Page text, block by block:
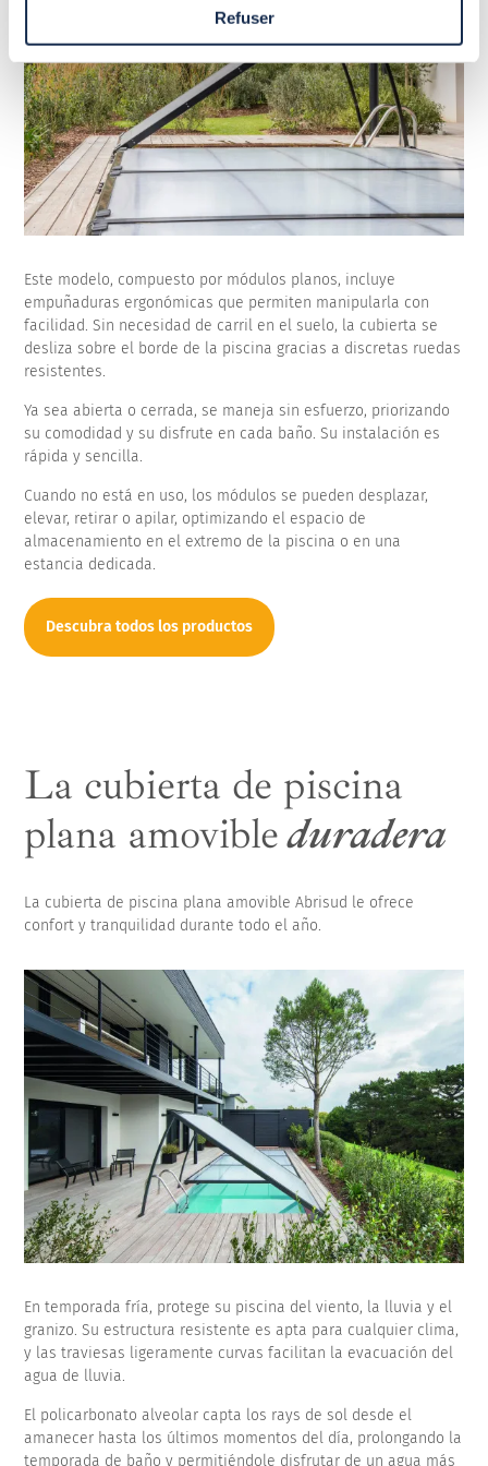
Refuser
Este modelo, compuesto por módulos planos, incluye
empuñaduras ergonómicas que permiten manipularla con
facilidad. Sin necesidad de carril en el suelo, la cubierta se
desliza sobre el borde de la piscina gracias a discretas ruedas
resistentes.
Ya sea abierta o cerrada, se maneja sin esfuerzo, priorizando
su comodidad y su disfrute en cada baño. Su instalación es
rápida y sencilla.
Cuando no está en uso, los módulos se pueden desplazar,
elevar, retirar o apilar, optimizando el espacio de
almacenamiento en el extremo de la piscina o en una
estancia dedicada.
Descubra todos los productos
La cubierta de piscina
plana amovibleduradera
La cubierta de piscina plana amovible Abrisud le ofrece
confort y tranquilidad durante todo el año.
En temporada fría, protege su piscina del viento, la lluvia y el
granizo. Su estructura resistente es apta para cualquier clima,
y las traviesas ligeramente curvas facilitan la evacuación del
agua de lluvia.
El policarbonato alveolar capta los rays de sol desde el
amanecer hasta los últimos momentos del día, prolongando la
temporada de baño y permitiéndole disfrutar de un agua más